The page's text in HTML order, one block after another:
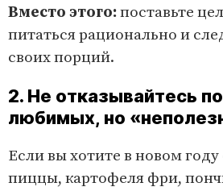
Вместо этого:поставьте
питаться рационально и
своих порций.
2. Не отказывайтесь
любимых, но
Если вы хотите в новом году
пиццы, картофеля фри,